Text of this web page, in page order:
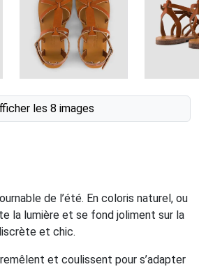
les 8 images
de l’été. En coloris naturel, ou
la lumière et se fond joliment sur la
et chic.
et coulissent pour s’adapter